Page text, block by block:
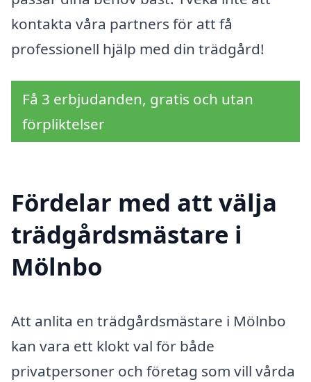
kontakta våra partners för att få
professionell hjälp med din trädgård!
Få 3 erbjudanden, gratis och utan
förpliktelser
Fördelar med att välja
trädgårdsmästare i
Mölnbo
Att anlita en trädgårdsmästare i Mölnbo
kan vara ett klokt val för både
privatpersoner och företag som vill vårda